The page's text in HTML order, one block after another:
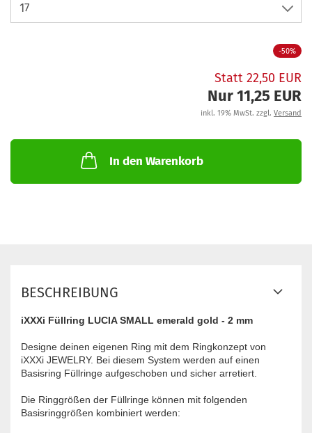
-50%
Statt 22,50 EUR
Nur 11,25 EUR
inkl. 19% MwSt. zzgl. Versand
In den Warenkorb
BESCHREIBUNG
iXXXi Füllring LUCIA SMALL emerald gold - 2 mm
Designe deinen eigenen Ring mit dem Ringkonzept von
iXXXi JEWELRY. Bei diesem System werden auf einen
Basisring Füllringe aufgeschoben und sicher arretiert.
Die Ringgrößen der Füllringe können mit folgenden
Basisringgrößen kombiniert werden: